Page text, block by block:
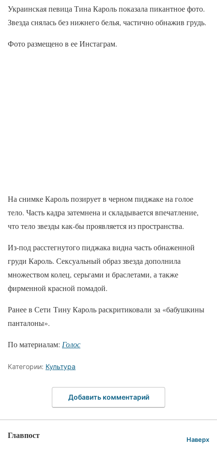
Украинская певица Тина Кароль показала пикантное фото.
Звезда снялась без нижнего белья, частично обнажив грудь.
Фото размещено в ее Инстаграм.
На снимке Кароль позирует в черном пиджаке на голое
тело. Часть кадра затемнена и складывается впечатление,
что тело звезды как-бы проявляется из пространства.
Из-под расстегнутого пиджака видна часть обнаженной
груди Кароль. Сексуальный образ звезда дополнила
множеством колец, серьгами и браслетами, а также
фирменной красной помадой.
Ранее в Сети Тину Кароль раскритиковали за «бабушкины
панталоны».
По материалам: Голос
Категории: Культура
Добавить комментарий
Главпост Наверх